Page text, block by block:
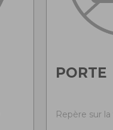
PORTE
Repère sur la